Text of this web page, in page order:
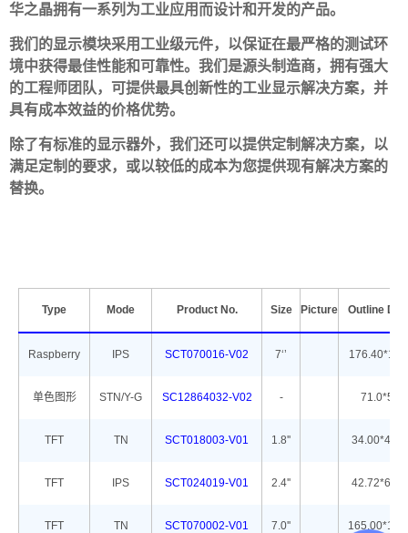
华之晶拥有一系列为工业应用而设计和开发的产品。
我们的显示模块采用工业级元件，以保证在最严格的测试环
境中获得最佳性能和可靠性。我们是源头制造商，拥有强大
的工程师团队，可提供最具创新性的工业显示解决方案，并
具有成本效益的价格优势。
除了有标准的显示器外，我们还可以提供定制解决方案，以
满足定制的要求，或以较低的成本为您提供现有解决方案的
替换。
Type Mode Product No. Size Picture Outline
Raspberry IPS SCT070016-V02 7‘’
单色图形 STN/Y-G SC12864032-V02 -
TFT TN SCT018003-V01 1.8''
TFT IPS SCT024019-V01 2.4''
TFT TN SCT070002-V01 7.0''